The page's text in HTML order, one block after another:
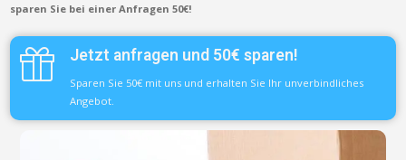
sparen Sie bei einer Anfragen 50€!
Jetzt anfragen und 50€ sparen!
Sparen Sie 50€ mit uns und erhalten Sie Ihr unverbindliches
Angebot.